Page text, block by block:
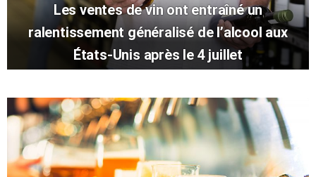
Les ventes de vin ont entraîné un
ralentissement généralisé de l’alcool aux
États-Unis après le 4 juillet